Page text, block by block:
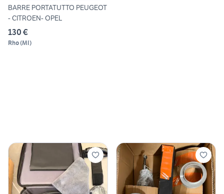
BARRE PORTATUTTO PEUGEOT
- CITROEN- OPEL
130 €
Rho(MI)